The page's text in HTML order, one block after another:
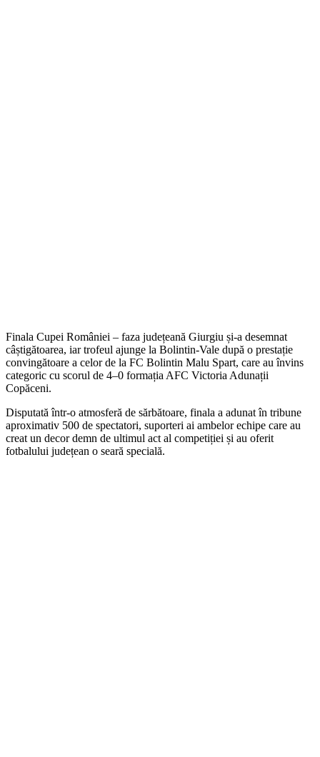
Finala Cupei României – faza județeană Giurgiu și-a desemnat
câștigătoarea, iar trofeul ajunge la Bolintin-Vale după o prestație
convingătoare a celor de la FC Bolintin Malu Spart, care au învins
categoric cu scorul de 4–0 formația AFC Victoria Adunații
Copăceni.
Disputată într-o atmosferă de sărbătoare, finala a adunat în tribune
aproximativ 500 de spectatori, suporteri ai ambelor echipe care au
creat un decor demn de ultimul act al competiției și au oferit
fotbalului județean o seară specială.